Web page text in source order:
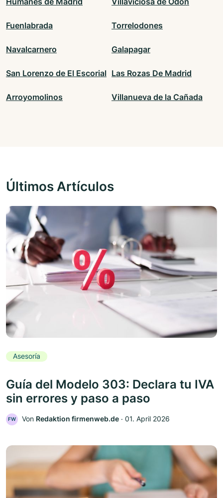
Fuenlabrada Torrelodones
Navalcarnero Galapagar
San Lorenzo de El Escorial Las Rozas De Madrid
Arroyomolinos Villanueva de la Cañada
Últimos Artículos
Asesoría
Guía del Modelo 303: Declara tu IVA
sin errores y paso a paso
FW Von Redaktion firmenweb.de ‧ 01. April 2026